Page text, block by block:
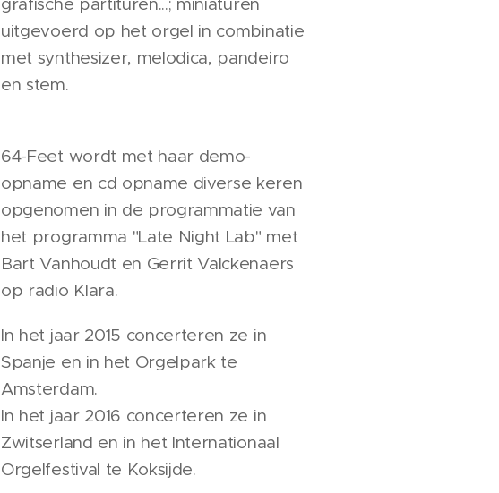
uitgevoerd op het orgel in combinatie
met synthesizer, melodica, pandeiro
en stem.
64-Feet wordt met haar demo-
opname en cd opname diverse keren
opgenomen in de programmatie van
het programma "Late Night Lab" met
Bart Vanhoudt en Gerrit Valckenaers
op radio Klara.
In het jaar 2015 concerteren ze in
Spanje en in het Orgelpark te
Amsterdam.
In het jaar 2016 concerteren ze in
Zwitserland en in het Internationaal
Orgelfestival te Koksijde.